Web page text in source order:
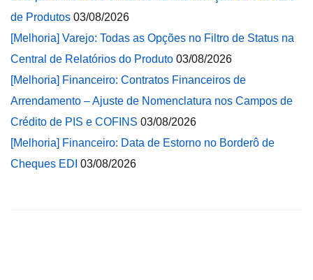
de Produtos 03/08/2026
[Melhoria] Varejo: Todas as Opções no Filtro de Status na
Central de Relatórios do Produto 03/08/2026
[Melhoria] Financeiro: Contratos Financeiros de
Arrendamento – Ajuste de Nomenclatura nos Campos de
Crédito de PIS e COFINS 03/08/2026
[Melhoria] Financeiro: Data de Estorno no Borderô de
Cheques EDI 03/08/2026